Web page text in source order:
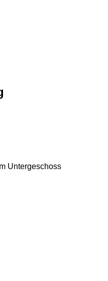
Untergeschoss